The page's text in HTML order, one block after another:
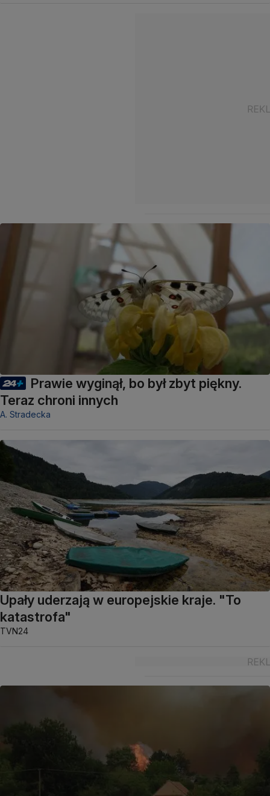
Prawie wyginął, bo był zbyt piękny.
Teraz chroni innych
A. Stradecka
Upały uderzają w europejskie kraje. "To
katastrofa"
TVN24